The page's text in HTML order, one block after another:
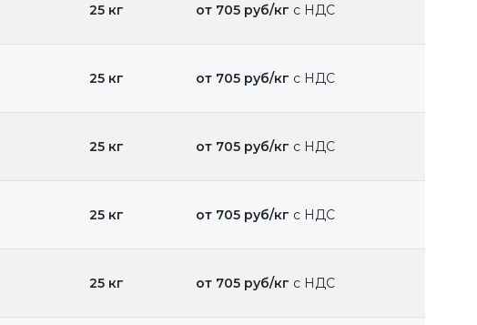
25 кг от 705 руб/кг с НДС
25 кг от 705 руб/кг с НДС
25 кг от 705 руб/кг с НДС
25 кг от 705 руб/кг с НДС
25 кг от 705 руб/кг с НДС